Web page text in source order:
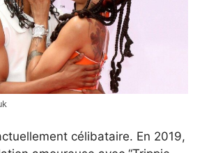
célibataire. En 2019,